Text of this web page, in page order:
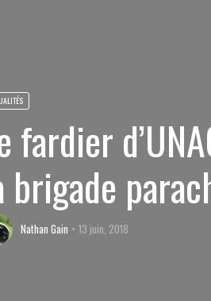
fardier
brigade
Nathan Gain 13 juin, 2018